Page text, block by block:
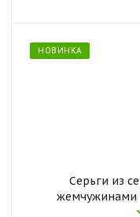
НОВИНКА
Серьги из
жемчужинами